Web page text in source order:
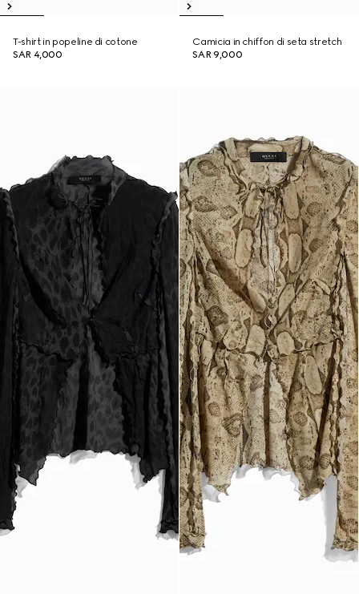
T-shirt in popeline di cotone
SAR 4,000
Camicia in chiffon di seta stretch
SAR 9,000